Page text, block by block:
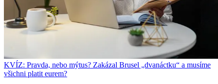
KVÍZ: Pravda, nebo mýtus? Zakázal Brusel „dvanáctku“ a musíme
všichni platit eurem?